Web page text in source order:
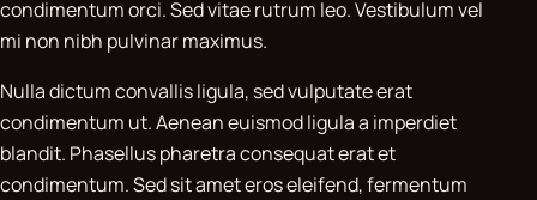
condimentum orci. Sed vitae rutrum leo. Vestibulum vel
mi non nibh pulvinar maximus.
Nulla dictum convallis ligula, sed vulputate erat
condimentum ut. Aenean euismod ligula a imperdiet
blandit. Phasellus pharetra consequat erat et
condimentum. Sed sit amet eros eleifend, fermentum